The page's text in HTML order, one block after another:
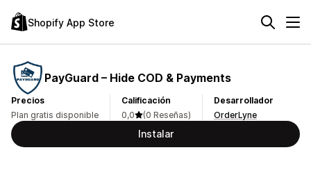
Shopify App Store
PayGuard – Hide COD & Payments
Precios
Plan gratis disponible
Calificación
0,0
(0 Reseñas)
Desarrollador
OrderLyne
Instalar